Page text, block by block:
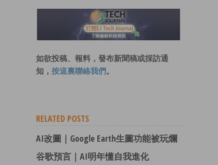
如欲投稿、報料，發布新聞稿或採訪通
知， 按這裏聯絡我們 。
RELATED POSTS
AI改圖｜Google Earth生圖功能被玩爛
谷歌預言｜AI明年懂自我進化